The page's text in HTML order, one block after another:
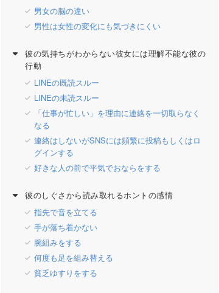
男女の脳の違い
男性は女性の変化にも気づきにくい
彼の気持ちがわからない彼女には理解不能な彼の
行動
LINEの既読スルー
LINEの未読スルー
「仕事が忙しい」を理由に連絡を一切取らなく
なる
連絡はしないがSNSには頻繁に投稿もしくはロ
グインする
好きな人の前で平気でおならをする
彼のしぐさから読み取れるホントの感情
指先で音を立てる
手が落ち着かない
腕組みをする
何度も足を組み替える
貧乏ゆすりをする